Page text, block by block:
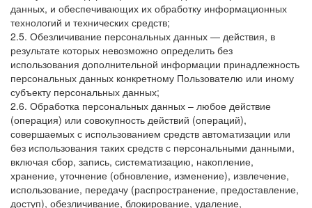
данных, и обеспечивающих их обработку информационных
технологий и технических средств;
2.5. Обезличивание персональных данных — действия, в
результате которых невозможно определить без
использования дополнительной информации принадлежность
персональных данных конкретному Пользователю или иному
субъекту персональных данных;
2.6. Обработка персональных данных – любое действие
(операция) или совокупность действий (операций),
совершаемых с использованием средств автоматизации или
без использования таких средств с персональными данными,
включая сбор, запись, систематизацию, накопление,
хранение, уточнение (обновление, изменение), извлечение,
использование, передачу (распространение, предоставление,
доступ), обезличивание, блокирование, удаление,